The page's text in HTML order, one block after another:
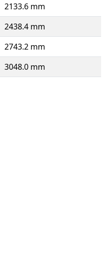
2133.6 mm
2438.4 mm
2743.2 mm
3048.0 mm